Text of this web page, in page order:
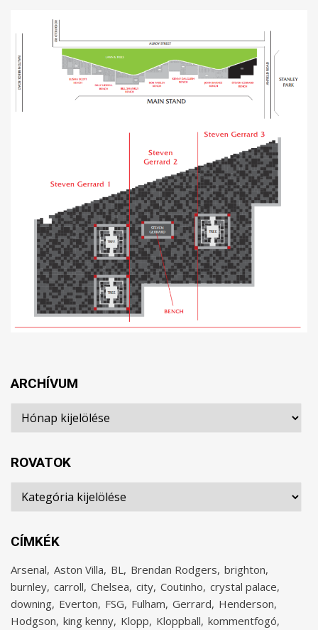
ARCHÍVUM
Archívum
ROVATOK
Rovatok
CÍMKÉK
Arsenal Aston Villa BL Brendan Rodgers brighton
burnley carroll Chelsea city Coutinho crystal palace
downing Everton FSG Fulham Gerrard Henderson
Hodgson king kenny Klopp Kloppball kommentfogó